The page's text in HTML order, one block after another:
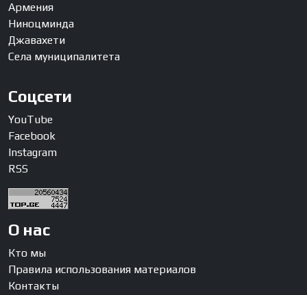
Армения
Ниноцминда
Джавахети
Села муниципалитета
Соцсети
YouTube
Facebook
Instagram
RSS
О нас
Кто мы
Правила использования материалов
Контакты